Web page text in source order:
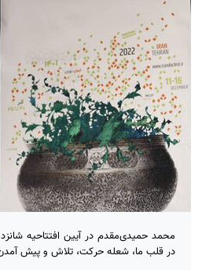
محمد حمیدی‌مقدم در آیین افتتاحیه
در قلب ما، شعله حرکت، تلاش و پیش